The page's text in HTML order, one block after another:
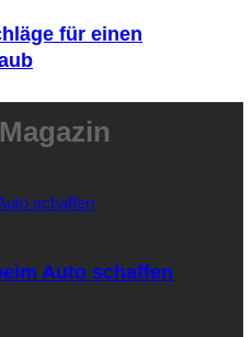
für einen
Auto schaffen